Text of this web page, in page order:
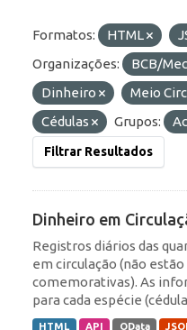
Formatos: HTML
Organizações:
BCB/
Dinheiro
Meio
Cédulas
Grupos:
Filtrar Resultados
Dinheiro em
Registros diários das
em circulação (não
comemorativas). As
para cada espécie
HTML API OData